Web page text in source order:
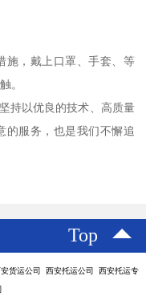
施，戴上口罩、手套、等
。
持以优良的技术、高质量
的服务，也是我们不懈追
Top
货运公司 西安托运公司 西安托运专